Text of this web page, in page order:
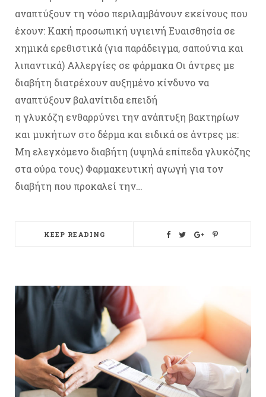
αναπτύξουν τη νόσο περιλαμβάνουν εκείνους που
έχουν: Κακή προσωπική υγιεινή Ευαισθησία σε
χημικά ερεθιστικά (για παράδειγμα, σαπούνια και
λιπαντικά) Αλλεργίες σε φάρμακα Οι άντρες με
διαβήτη διατρέχουν αυξημένο κίνδυνο να
αναπτύξουν βαλανίτιδα επειδή
η γλυκόζη ενθαρρύνει την ανάπτυξη βακτηρίων
και μυκήτων στο δέρμα και ειδικά σε άντρες με:
Μη ελεγχόμενο διαβήτη (υψηλά επίπεδα γλυκόζης
στα ούρα τους) Φαρμακευτική αγωγή για τον
διαβήτη που προκαλεί την…
KEEP READING